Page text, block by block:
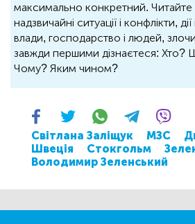
максимально конкретний. Читайте
надзвичайні ситуації і конфлікти, дії
влади, господарство і людей,
завжди першими дізнаєтеся:
Чому? Яким чином?
Світлана Заліщук МЗС
Швеція
Стокгольм
Володимир Зеленський